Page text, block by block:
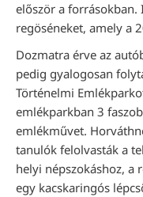
először a
regöséneket, amely a
Dozmatra érve az
pedig gyalogosan
Történelmi
emlékparkban 3
emlékművet.
tanulók felolvasták a
helyi népszokáshoz, a
egy kacskaringós